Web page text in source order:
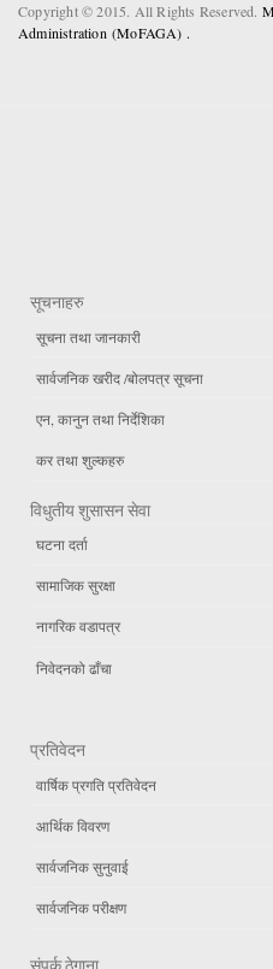
Copyright © 2015. All Rights Reserved.
Administration (MoFAGA) .
सूचनाहरु
सूचना तथा जानकारी
सार्वजनिक खरीद /बोलपत्र सूचना
एन, कानुन तथा निर्देशिका
कर तथा शुल्कहरु
विधुतीय शुसासन सेवा
घटना दर्ता
सामाजिक सुरक्षा
नागरिक वडापत्र
निवेदनको ढाँचा
प्रतिवेदन
वार्षिक प्रगति प्रतिवेदन
आर्थिक विवरण
सार्वजनिक सुनुवाई
सार्वजनिक परीक्षण